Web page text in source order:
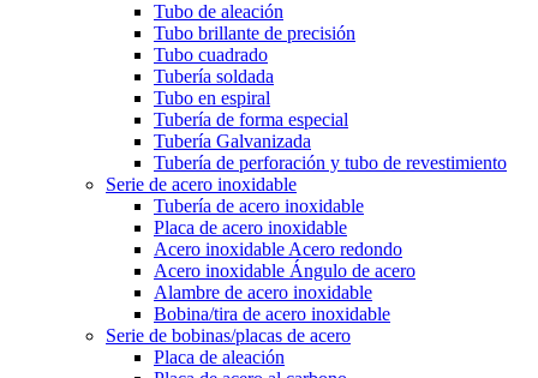
Tubo de aleación
Tubo brillante de precisión
Tubo cuadrado
Tubería soldada
Tubo en espiral
Tubería de forma especial
Tubería Galvanizada
Tubería de perforación y tubo de revestimiento
Serie de acero inoxidable
Tubería de acero inoxidable
Placa de acero inoxidable
Acero inoxidable Acero redondo
Acero inoxidable Ángulo de acero
Alambre de acero inoxidable
Bobina/tira de acero inoxidable
Serie de bobinas/placas de acero
Placa de aleación